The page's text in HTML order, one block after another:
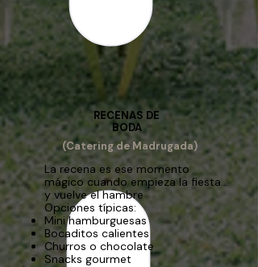
RECENAS DE
BODA
(Catering de Madrugada)
La recena es ese momento
mágico cuando empieza la fiesta…
y vuelve el hambre
Opciones típicas:
Mini hamburguesas
Bocaditos calientes
Churros o chocolate
Snacks gourmet